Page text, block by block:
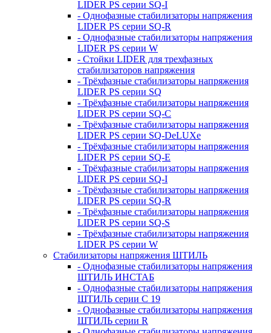
LIDER PS серии SQ-I
- Однофазные стабилизаторы напряжения
LIDER PS серии SQ-R
- Однофазные стабилизаторы напряжения
LIDER PS серии W
- Стойки LIDER для трехфазных
стабилизаторов напряжения
- Трёхфазные стабилизаторы напряжения
LIDER PS серии SQ
- Трёхфазные стабилизаторы напряжения
LIDER PS серии SQ-C
- Трёхфазные стабилизаторы напряжения
LIDER PS серии SQ-DeLUXe
- Трёхфазные стабилизаторы напряжения
LIDER PS серии SQ-E
- Трёхфазные стабилизаторы напряжения
LIDER PS серии SQ-I
- Трёхфазные стабилизаторы напряжения
LIDER PS серии SQ-R
- Трёхфазные стабилизаторы напряжения
LIDER PS серии SQ-S
- Трёхфазные стабилизаторы напряжения
LIDER PS серии W
Стабилизаторы напряжения ШТИЛЬ
- Однофазные стабилизаторы напряжения
ШТИЛЬ ИНСТАБ
- Однофазные стабилизаторы напряжения
ШТИЛЬ серии C 19
- Однофазные стабилизаторы напряжения
ШТИЛЬ серии R